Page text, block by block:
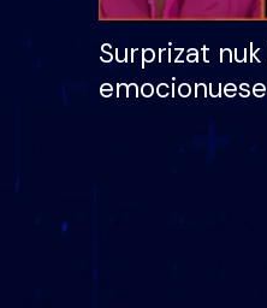
Surprizat